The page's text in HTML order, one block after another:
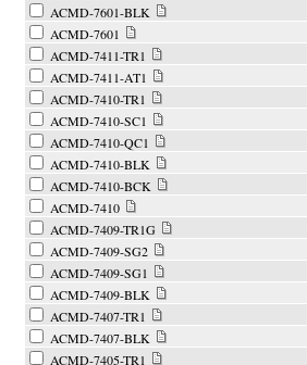
ACMD-7601-BLK
ACMD-7601
ACMD-7411-TR1
ACMD-7411-AT1
ACMD-7410-TR1
ACMD-7410-SC1
ACMD-7410-QC1
ACMD-7410-BLK
ACMD-7410-BCK
ACMD-7410
ACMD-7409-TR1G
ACMD-7409-SG2
ACMD-7409-SG1
ACMD-7409-BLK
ACMD-7407-TR1
ACMD-7407-BLK
ACMD-7405-TR1